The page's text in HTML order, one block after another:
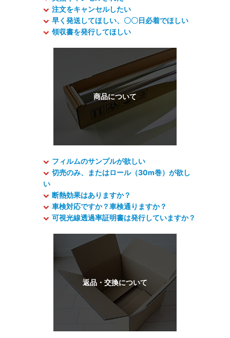
注文をキャンセルしたい
早く発送してほしい、〇〇日必着でほしい
領収書を発行してほしい
フィルムのサンプルが欲しい
切売のみ、またはロール（30m巻）が欲し
い
断熱効果はありますか？
車検対応ですか？車検通りますか？
可視光線透過率証明書は発行していますか？